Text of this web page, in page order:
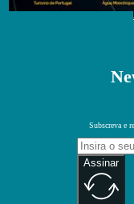
Subscreva e
Assinar